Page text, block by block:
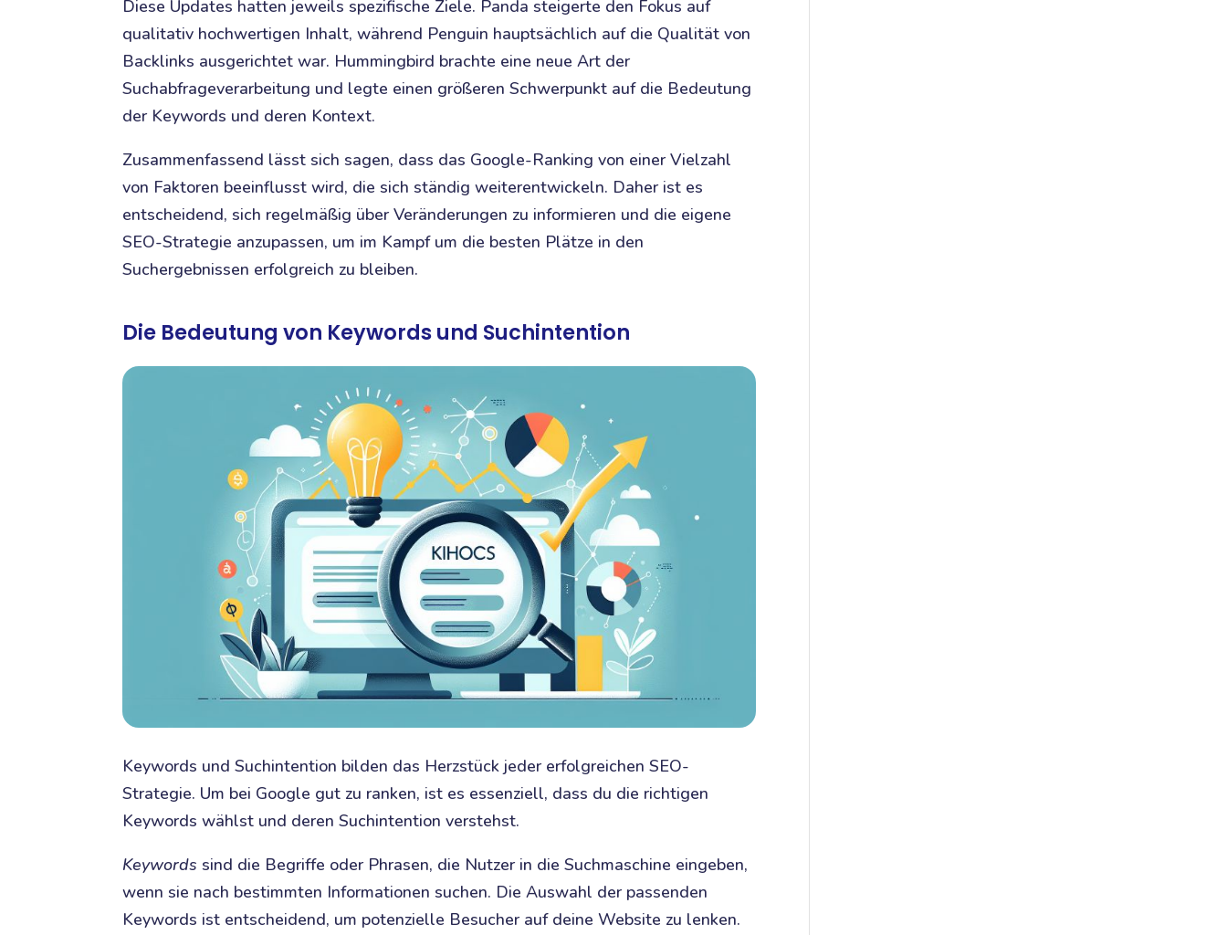
Diese Updates hatten jeweils spezifische Ziele. Panda steigerte den Fokus auf
qualitativ hochwertigen Inhalt, während Penguin hauptsächlich auf die Qualität von
Backlinks ausgerichtet war. Hummingbird brachte eine neue Art der
Suchabfrageverarbeitung und legte einen größeren Schwerpunkt auf die Bedeutung
der Keywords und deren Kontext.
Zusammenfassend lässt sich sagen, dass das Google-Ranking von einer Vielzahl
von Faktoren beeinflusst wird, die sich ständig weiterentwickeln. Daher ist es
entscheidend, sich regelmäßig über Veränderungen zu informieren und die eigene
SEO-Strategie anzupassen, um im Kampf um die besten Plätze in den
Suchergebnissen erfolgreich zu bleiben.
Die Bedeutung von Keywords und Suchintention
Keywords und Suchintention bilden das Herzstück jeder erfolgreichen SEO-
Strategie. Um bei Google gut zu ranken, ist es essenziell, dass du die richtigen
Keywords wählst und deren Suchintention verstehst.
Keywords sind die Begriffe oder Phrasen, die Nutzer in die Suchmaschine eingeben,
wenn sie nach bestimmten Informationen suchen. Die Auswahl der passenden
Keywords ist entscheidend, um potenzielle Besucher auf deine Website zu lenken.